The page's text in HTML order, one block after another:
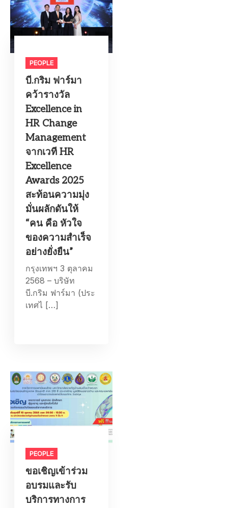
PEOPLE
บี.กริม ฟาร์มา
คว้ารางวัล
Excellence in
HR Change
Management
จากเวที HR
Excellence
Awards 2025
สะท้อนความมุ่ง
มั่นผลักดันให้
“คน คือ หัวใจ
ของความสำเร็จ
อย่างยั่งยืน”
กรุงเทพฯ 3 ตุลาคม
2568 – บริษัท
บี.กริม ฟาร์มา (ประ
เทศไ […]
PEOPLE
ขอเชิญเข้าร่วม
อบรมและรับ
บริการทางการ